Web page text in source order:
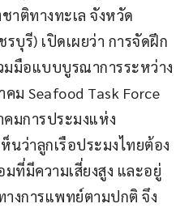
าติทางทะเล จังหวัด
บุรี) เปิดเผยว่า การจัดฝึก
มมือแบบบูรณาการระหว่าง
ม Seafood Task Force
คมการประมงแห่ง
นว่าลูกเรือประมงไทยต้อง
ที่มีความเสี่ยงสูง และอยู่
างการแพทย์ตามปกติ จึง